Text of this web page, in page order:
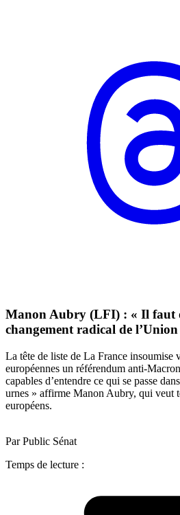
Manon Aubry (LFI) : « Il faut
changement radical de l’Union
La tête de liste de La France insoumise
européennes un référendum anti-
capables d’entendre ce qui se passe
urnes » affirme Manon Aubry, qui veut
européens.
Par Public Sénat
Temps de lecture :